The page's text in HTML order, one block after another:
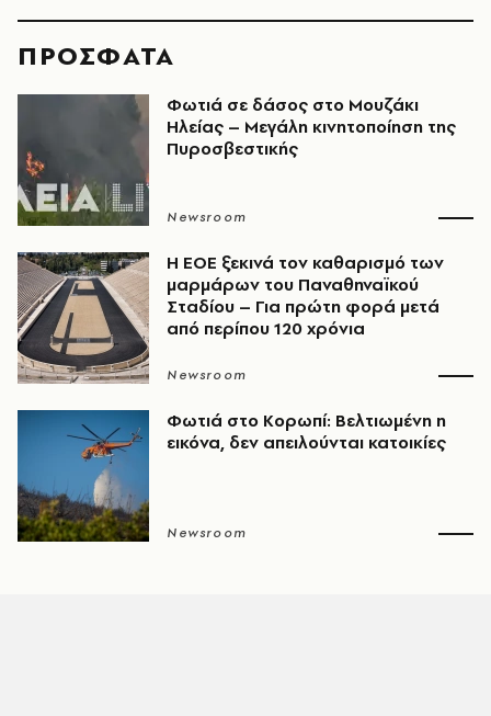
ΠΡΟΣΦΑΤΑ
Φωτιά σε δάσος στο Μουζάκι
Ηλείας – Μεγάλη κινητοποίηση της
Πυροσβεστικής
Newsroom
Η ΕΟΕ ξεκινά τον καθαρισμό των
μαρμάρων του Παναθηναϊκού
Σταδίου – Για πρώτη φορά μετά
από περίπου 120 χρόνια
Newsroom
Φωτιά στο Κορωπί: Βελτιωμένη η
εικόνα, δεν απειλούνται κατοικίες
Newsroom